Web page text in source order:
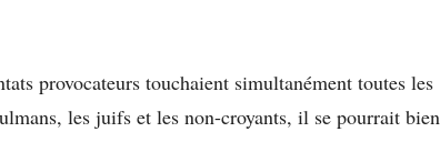
provocateurs touchaient simultanément toutes les
les juifs et les non-croyants, il se pourrait bien